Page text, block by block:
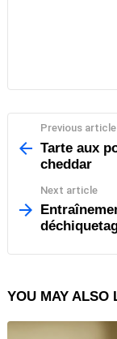
more
Previous article
Tarte aux
cheddar
Next article
YOU MAY ALSO